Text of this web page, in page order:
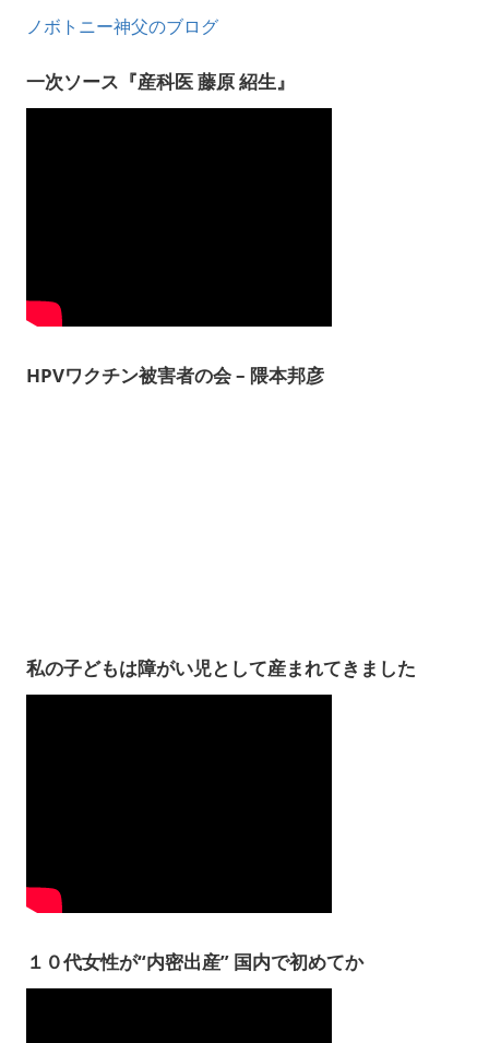
ノボトニー神父のブログ
一次ソース『産科医 藤原 紹生』
HPVワクチン被害者の会 – 隈本邦彦
私の子どもは障がい児として産まれてきました
１０代女性が“内密出産” 国内で初めてか